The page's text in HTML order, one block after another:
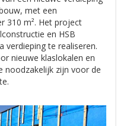
met een
310 m². Het project
en HSB
verdieping te realiseren.
nieuwe klaslokalen en
noodzakelijk zijn voor de